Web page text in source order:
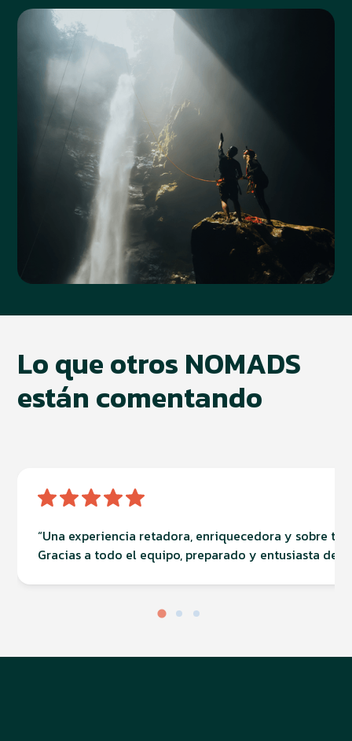
Lo que otros NOMADS
están comentando
“Una experiencia retadora, enriquecedora y sobre
Gracias a todo el equipo, preparado y entusiasta de